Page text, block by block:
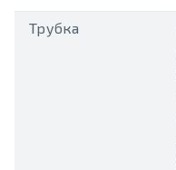
Трубка